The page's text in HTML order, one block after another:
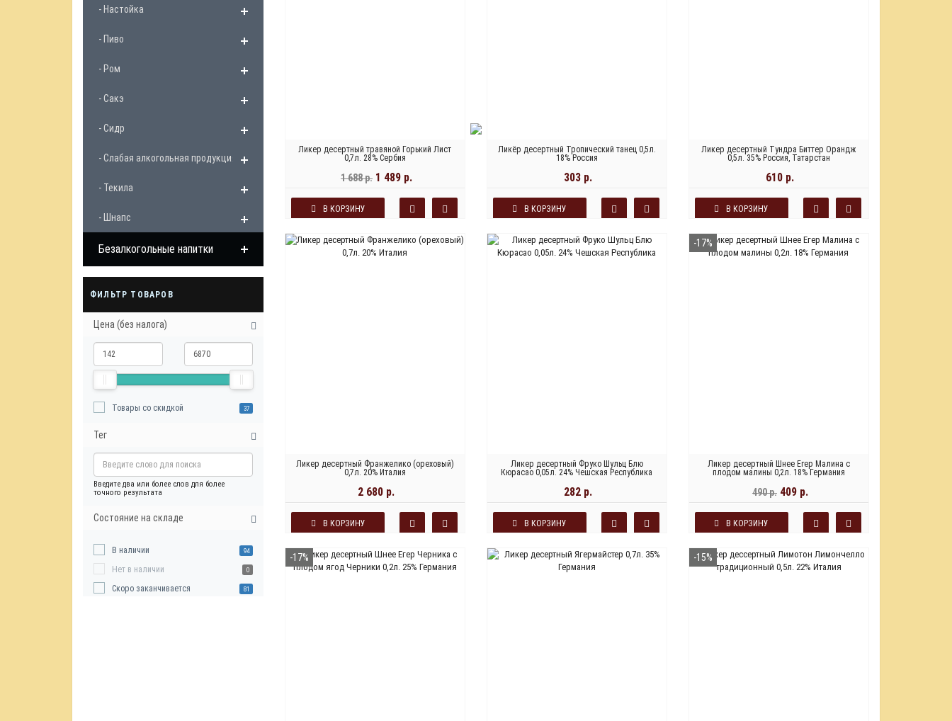
- Настойка
- Пиво
- Ром
- Сакэ
- Сидр
- Слабая алкогольная продукция
- Текила
- Шнапс
Безалкогольные напитки
ФИЛЬТР ТОВАРОВ
Цена (без налога)
Товары со скидкой 37
Тег
Введите два или более слов для более
точного результата
Состояние на складе
В наличии 94
Нет в наличии 0
Скоро заканчивается 81
Ликер десертный травяной Горький Лист
0,7л. 28% Сербия
1 688 р. 1 489 р.
В КОРЗИНУ
Ликёр десертный Тропический танец 0,5л.
18% Россия
303 р.
В КОРЗИНУ
Ликер десертный Тундра Биттер Орандж
0,5л. 35% Россия, Татарстан
610 р.
В КОРЗИНУ
Ликер десертный Франжелико (ореховый)
0,7л. 20% Италия
2 680 р.
В КОРЗИНУ
Ликер десертный Фруко Шульц Блю
Кюрасао 0,05л. 24% Чешская Республика
282 р.
В КОРЗИНУ
-17%
Ликер десертный Шнее Егер Малина с
плодом малины 0,2л. 18% Германия
490 р. 409 р.
В КОРЗИНУ
-17% -15%